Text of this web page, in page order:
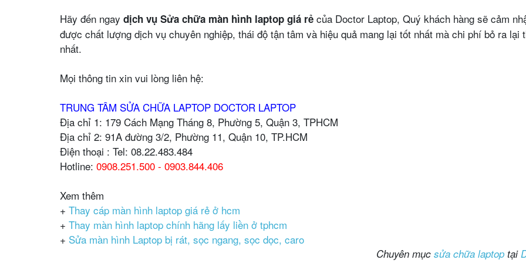
Hãy đến ngay dịch vụ Sửa chữa màn hình laptop giá rẻ của Doctor Laptop, Quý khách hàng sẽ cảm
được chất lượng dịch vụ chuyên nghiệp, thái độ tận tâm và hiệu quả mang lại tốt nhất mà chi phí bỏ ra lại
nhất.
Mọi thông tin xin vui lòng liên hệ:
TRUNG TÂM SỬA CHỮA LAPTOP DOCTOR LAPTOP
Địa chỉ 1: 179 Cách Mạng Tháng 8, Phường 5, Quận 3, TPHCM
Địa chỉ 2: 91A đường 3/2, Phường 11, Quận 10, TP.HCM
Điện thoại : Tel: 08.22.483.484
Hotline: 0908.251.500 - 0903.844.406
Xem thêm
+ Thay cáp màn hình laptop giá rẻ ở hcm
+ Thay màn hình laptop chính hãng lấy liền ở tphcm
+ Sửa màn hình Laptop bị rát, sọc ngang, sọc dọc, caro
Chuyên mục sửa chữa laptoptại